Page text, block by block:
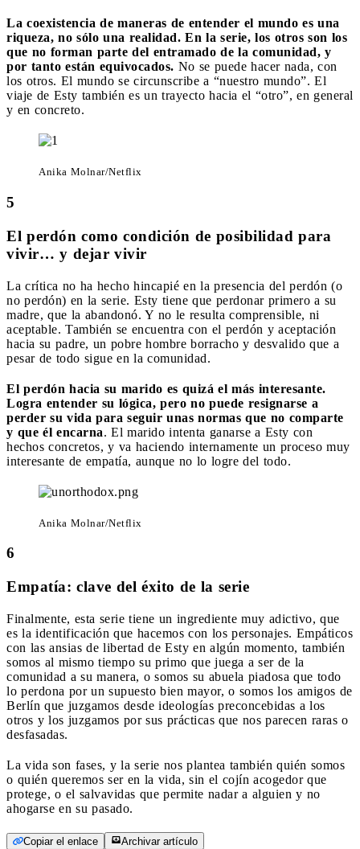
La coexistencia de maneras de entender el mundo es una
riqueza, no sólo una realidad. En la serie, los otros son los
que no forman parte del entramado de la comunidad, y
por tanto están equivocados. No se puede hacer nada, con
los otros. El mundo se circunscribe a “nuestro mundo”. El
viaje de Esty también es un trayecto hacia el “otro”, en general
y en concreto.
Anika Molnar/Netflix
5
El perdón como condición de posibilidad para
vivir… y dejar vivir
La crítica no ha hecho hincapié en la presencia del perdón (o
no perdón) en la serie. Esty tiene que perdonar primero a su
madre, que la abandonó. Y no le resulta comprensible, ni
aceptable. También se encuentra con el perdón y aceptación
hacia su padre, un pobre hombre borracho y desvalido que a
pesar de todo sigue en la comunidad.
El perdón hacia su marido es quizá el más interesante.
Logra entender su lógica, pero no puede resignarse a
perder su vida para seguir unas normas que no comparte
y que él encarna. El marido intenta ganarse a Esty con
hechos concretos, y va haciendo internamente un proceso muy
interesante de empatía, aunque no lo logre del todo.
Anika Molnar/Netflix
6
Empatía: clave del éxito de la serie
Finalmente, esta serie tiene un ingrediente muy adictivo, que
es la identificación que hacemos con los personajes. Empáticos
con las ansias de libertad de Esty en algún momento, también
somos al mismo tiempo su primo que juega a ser de la
comunidad a su manera, o somos su abuela piadosa que todo
lo perdona por un supuesto bien mayor, o somos los amigos de
Berlín que juzgamos desde ideologías preconcebidas a los
otros y los juzgamos por sus prácticas que nos parecen raras o
desfasadas.
La vida son fases, y la serie nos plantea también quién somos
o quién queremos ser en la vida, sin el cojín acogedor que
protege, o el salvavidas que permite nadar a alguien y no
ahogarse en su pasado.
Copiar el enlace Archivar artículo